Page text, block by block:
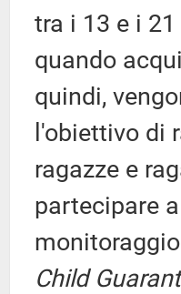
tra i 13 e i
quando
quindi,
l'obiettivo di
ragazze e
partecipare
Child